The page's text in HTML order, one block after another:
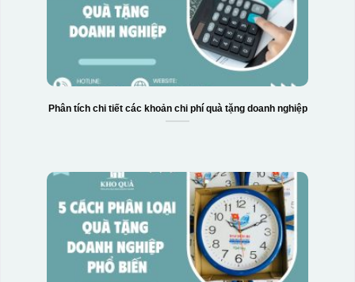
Hộp xi 2 cốc
Phân tích chi tiết các khoản chi phí quà tặng doanh nghiệp